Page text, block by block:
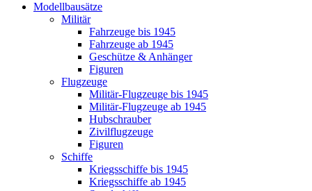
Modellbausätze
Militär
Fahrzeuge bis 1945
Fahrzeuge ab 1945
Geschütze & Anhänger
Figuren
Flugzeuge
Militär-Flugzeuge bis 1945
Militär-Flugzeuge ab 1945
Hubschrauber
Zivilflugzeuge
Figuren
Schiffe
Kriegsschiffe bis 1945
Kriegsschiffe ab 1945